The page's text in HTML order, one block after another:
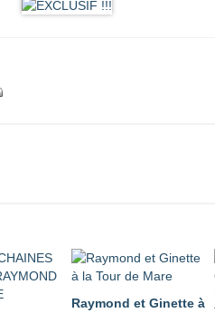
Raymond et Ginette à